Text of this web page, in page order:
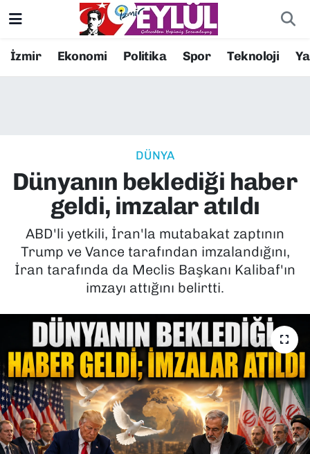
İzmir Ekonomi Politika Spor Teknoloji
DÜNYA
Dünyanın beklediği haber
geldi, imzalar atıldı
ABD'li yetkili, İran'la mutabakat zaptının
Trump ve Vance tarafından imzalandığını,
İran tarafında da Meclis Başkanı Kalibaf'ın
imzayı attığını belirtti.
Resmi İlanlar
EKONOMİ
KÜLTÜR SANAT
MAGAZİN
SAĞLIK
SPOR
TEKNOLOJİ
YAŞAM
Konak Nöbetçi Eczaneler
Süper Lig Puan Durumu ve Fikstür
Tüm Manşetler
Son Dakika Haberleri
Haber Arşivi